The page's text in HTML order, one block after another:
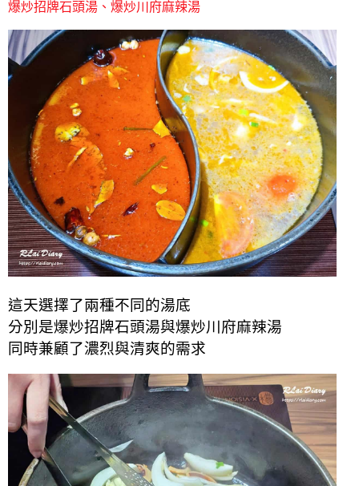
爆炒招牌石頭湯、爆炒川府麻辣湯
這天選擇了兩種不同的湯底
分別是爆炒招牌石頭湯與爆炒川府麻辣湯
同時兼顧了濃烈與清爽的需求